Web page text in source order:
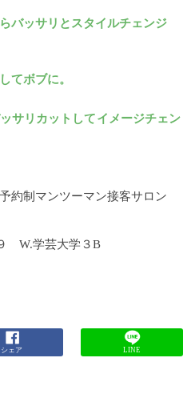
バッサリとスタイルチェンジ
てボブに。
サリカットしてイメージチェン
約制マンツーマン接客サロン
W.学芸大学３B
シェア LINE